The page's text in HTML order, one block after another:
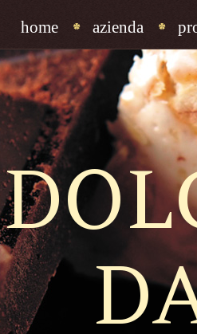
home azienda